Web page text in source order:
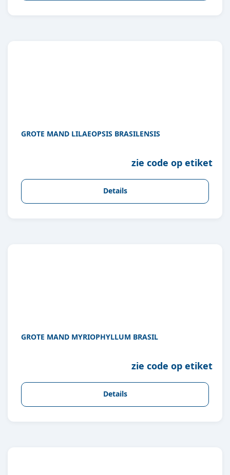
GROTE MAND LILAEOPSIS BRASILENSIS
zie code op etiket
Details
GROTE MAND MYRIOPHYLLUM BRASIL
zie code op etiket
Details